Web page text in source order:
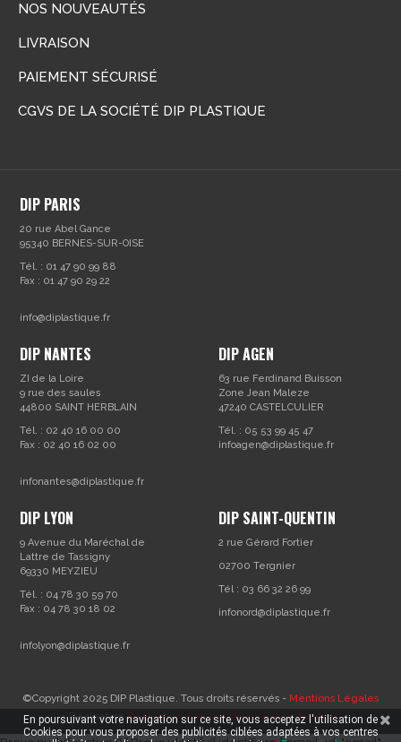
NOS NOUVEAUTÉS
LIVRAISON
PAIEMENT SÉCURISÉ
CGVS DE LA SOCIÉTÉ DIP PLASTIQUE
DIP PARIS
20 rue Abel Gance
95340 BERNES-SUR-OISE
Tél. : 01 47 90 99 88
Fax : 01 47 90 29 22
info@diplastique.fr
DIP NANTES
ZI de la Loire
9 rue des saules
44800 SAINT HERBLAIN
Tél. : 02 40 16 00 00
Fax : 02 40 16 02 00
infonantes@diplastique.fr
DIP AGEN
63 rue Ferdinand Buisson
Zone Jean Maleze
47240 CASTELCULIER
Tél. : 05 53 99 45 47
infoagen@diplastique.fr
DIP LYON
9 Avenue du Maréchal de
Lattre de Tassigny
69330 MEYZIEU
Tél. : 04 78 30 59 70
Fax : 04 78 30 18 02
infolyon@diplastique.fr
DIP SAINT-QUENTIN
2 rue Gérard Fortier
02700 Tergnier
Tél : 03 66 32 26 99
infonord@diplastique.fr
©Copyright 2025 DIP Plastique. Tous droits réservés - Mentions Légales
- RéalisationRéalisation Agence Web Vannes Webapic
En poursuivant votre navigation sur ce site, vous acceptez l'utilisation de
Cookies pour vous proposer des publicités ciblées adaptées à vos centres